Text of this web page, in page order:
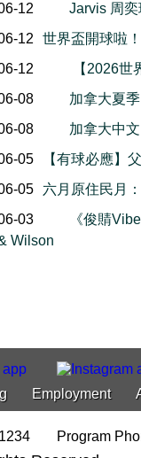
12
Jarvis 周
12
世界盃開球啦
12
【2026世
08
加拿大夏
08
加拿大中
05
【有球必應】
05
六月原住民月
03
《俊䝼
Wilson
Employment
Program